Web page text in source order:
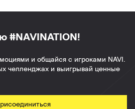
#NAVINATION!
и общайся с игроками NAVI.
челленджах и выигрывай ценные